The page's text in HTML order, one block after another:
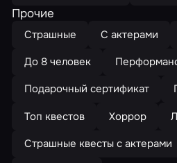
Прочие
Страшные С актерами
До 8 человек
Подарочный сертификат
Топ квестов
Хоррор
Страшные квесты с актерами